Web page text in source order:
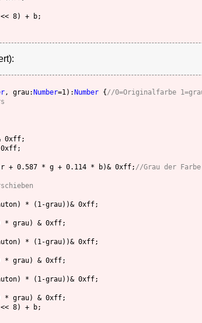
8) + b;
, grau: Number=1): Number { //0=Originalfarbe
0xff;
0xff;
+ 0.587 * g + 0.114 * b)& 0xff;
8) + b;